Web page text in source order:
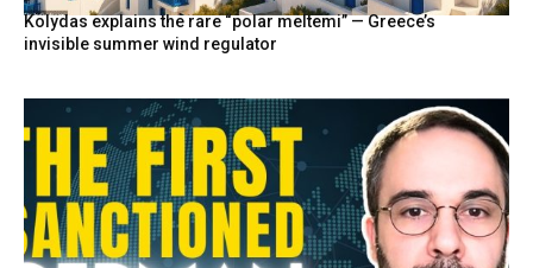
Kolydas explains the rare “polar meltemi” — Greece’s
invisible summer wind regulator